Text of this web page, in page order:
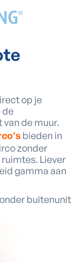
op je
de
van de muur.
bieden in
zonder
Liever
gamma aan
buitenunit